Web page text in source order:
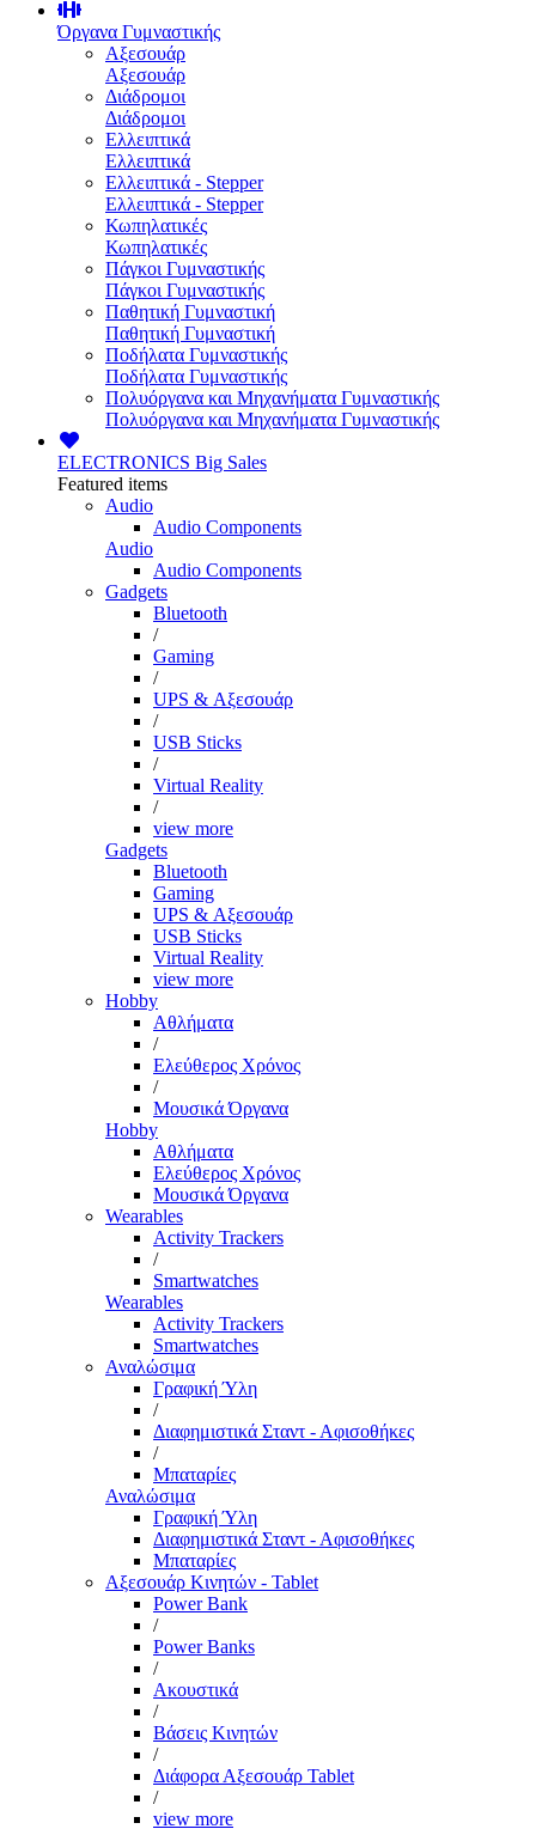
Όργανα Γυμναστικής
Αξεσουάρ
Αξεσουάρ
Διάδρομοι
Διάδρομοι
Ελλειπτικά
Ελλειπτικά
Ελλειπτικά - Stepper
Ελλειπτικά - Stepper
Κωπηλατικές
Κωπηλατικές
Πάγκοι Γυμναστικής
Πάγκοι Γυμναστικής
Παθητική Γυμναστική
Παθητική Γυμναστική
Ποδήλατα Γυμναστικής
Ποδήλατα Γυμναστικής
Πολυόργανα και Μηχανήματα Γυμναστικής
Πολυόργανα και Μηχανήματα Γυμναστικής
ELECTRONICS Big Sales
Featured items
Audio
Audio Components
Audio
Audio Components
Gadgets
Bluetooth
/
Gaming
/
UPS & Αξεσουάρ
/
USB Sticks
/
Virtual Reality
/
view more
Gadgets
Bluetooth
Gaming
UPS & Αξεσουάρ
USB Sticks
Virtual Reality
view more
Hobby
Αθλήματα
/
Ελεύθερος Χρόνος
/
Μουσικά Όργανα
Hobby
Αθλήματα
Ελεύθερος Χρόνος
Μουσικά Όργανα
Wearables
Activity Trackers
/
Smartwatches
Wearables
Activity Trackers
Smartwatches
Αναλώσιμα
Γραφική Ύλη
/
Διαφημιστικά Σταντ - Αφισοθήκες
/
Μπαταρίες
Αναλώσιμα
Γραφική Ύλη
Διαφημιστικά Σταντ - Αφισοθήκες
Μπαταρίες
Αξεσουάρ Κινητών - Tablet
Power Bank
/
Power Banks
/
Ακουστικά
/
Βάσεις Κινητών
/
Διάφορα Αξεσουάρ Tablet
/
view more